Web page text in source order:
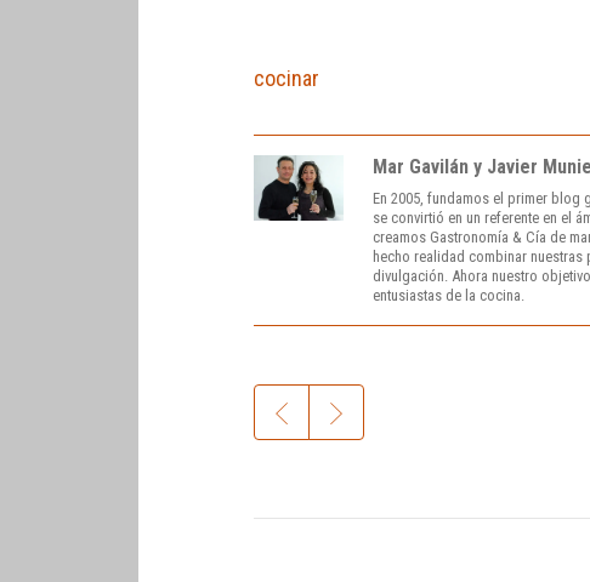
cocinar
Mar Gavilán y Javier
En 2005, fundamos el primer blog
se convirtió en un referente en el
creamos Gastronomía & Cía de
hecho realidad combinar
divulgación. Ahora nuestro
entusiastas de la cocina.